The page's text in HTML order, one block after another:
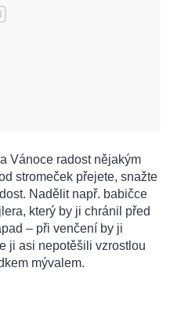
Vánoce radost nějakým
stromeček přejete, snažte
Nadělit např. babičce
který by ji chránil před
– při venčení by ji
ji asi nepotěšili vzrostlou
mývalem.